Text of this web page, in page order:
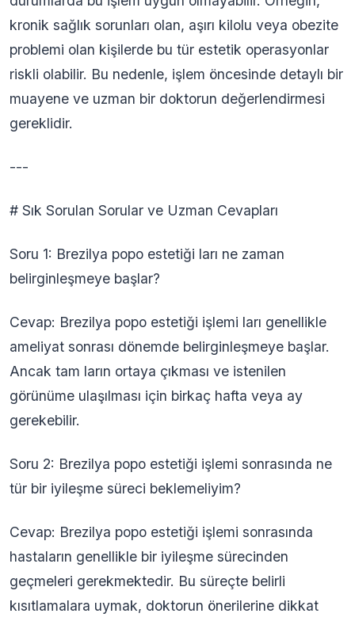
kronik sağlık sorunları olan, aşırı kilolu veya obezite
problemi olan kişilerde bu tür estetik operasyonlar
riskli olabilir. Bu nedenle, işlem öncesinde detaylı bir
muayene ve uzman bir doktorun değerlendirmesi
gereklidir.
---
# Sık Sorulan Sorular ve Uzman Cevapları
Soru 1: Brezilya popo estetiği ları ne zaman
belirginleşmeye başlar?
Cevap: Brezilya popo estetiği işlemi ları genellikle
ameliyat sonrası dönemde belirginleşmeye başlar.
Ancak tam ların ortaya çıkması ve istenilen
görünüme ulaşılması için birkaç hafta veya ay
gerekebilir.
Soru 2: Brezilya popo estetiği işlemi sonrasında ne
tür bir iyileşme süreci beklemeliyim?
Cevap: Brezilya popo estetiği işlemi sonrasında
hastaların genellikle bir iyileşme sürecinden
geçmeleri gerekmektedir. Bu süreçte belirli
kısıtlamalara uymak, doktorun önerilerine dikkat